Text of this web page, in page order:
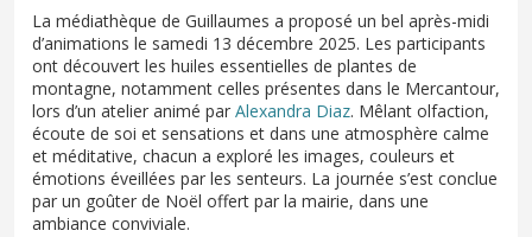
La médiathèque de Guillaumes a proposé un bel après-midi
d’animations le samedi 13 décembre 2025. Les participants
ont découvert les huiles essentielles de plantes de
montagne, notamment celles présentes dans le Mercantour,
lors d’un atelier animé par Alexandra Diaz. Mêlant olfaction,
écoute de soi et sensations et dans une atmosphère calme
et méditative, chacun a exploré les images, couleurs et
émotions éveillées par les senteurs. La journée s’est conclue
par un goûter de Noël offert par la mairie, dans une
ambiance conviviale.